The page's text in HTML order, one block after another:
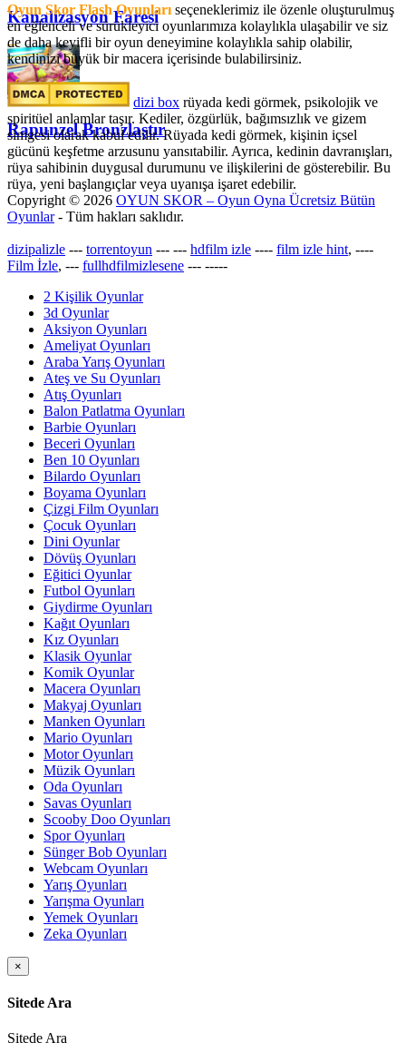
Kanalizasyon Faresi
Rapunzel Bronzlaştır
Oyun Skor Flash Oyunları seçeneklerimiz ile özenle oluşturulmuş
en eğlenceli ve sürükleyici oyunlarımıza kolaylıkla ulaşabilir ve siz
de daha keyifli bir oyun deneyimine kolaylıkla sahip olabilir,
kendinizi büyük bir macera içerisinde bulabilirsiniz.
dizi box rüyada kedi görmek​, psikolojik ve
spiritüel anlamlar taşır. Kediler, özgürlük, bağımsızlık ve gizem
simgesi olarak kabul edilir. Rüyada kedi görmek, kişinin içsel
gücünü keşfetme arzusunu yansıtabilir. Ayrıca, kedinin davranışları,
rüya sahibinin duygusal durumunu ve ilişkilerini de gösterebilir. Bu
rüya, yeni başlangıçlar veya uyanışa işaret edebilir.
Copyright © 2026 OYUN SKOR – Oyun Oyna Ücretsiz Bütün
Oyunlar- Tüm hakları saklıdır.
dizipalizle --- torrentoyun --- --- hdfilm izle ---- film izle hint, ----
Film İzle, --- fullhdfilmizlesene --- -----
2 Kişilik Oyunlar
3d Oyunlar
Aksiyon Oyunları
Ameliyat Oyunları
Araba Yarış Oyunları
Ateş ve Su Oyunları
Atış Oyunları
Balon Patlatma Oyunları
Barbie Oyunları
Beceri Oyunları
Ben 10 Oyunları
Bilardo Oyunları
Boyama Oyunları
Çizgi Film Oyunları
Çocuk Oyunları
Dini Oyunlar
Dövüş Oyunları
Eğitici Oyunlar
Futbol Oyunları
Giydirme Oyunları
Kağıt Oyunları
Kız Oyunları
Klasik Oyunlar
Komik Oyunlar
Macera Oyunları
Makyaj Oyunları
Manken Oyunları
Mario Oyunları
Motor Oyunları
Müzik Oyunları
Oda Oyunları
Savas Oyunları
Scooby Doo Oyunları
Spor Oyunları
Sünger Bob Oyunları
Webcam Oyunları
Yarış Oyunları
Yarışma Oyunları
Yemek Oyunları
Zeka Oyunları
×
Sitede Ara
Sitede Ara